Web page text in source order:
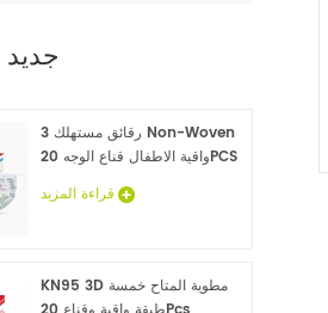
جديد
3 رقائق مستهلك Non-Woven
واقية الاطفال قناع الوجه 20PCS
قراءة المزيد
KN95 3D مطوية المتاح خمسة